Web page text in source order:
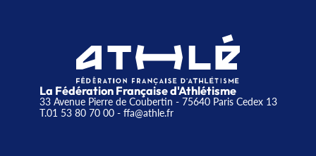
La Fédération Française d'Athlétisme
33 Avenue Pierre de Coubertin - 75640 Paris Cedex 13
T.01 53 80 70 00- ffa@athle.fr